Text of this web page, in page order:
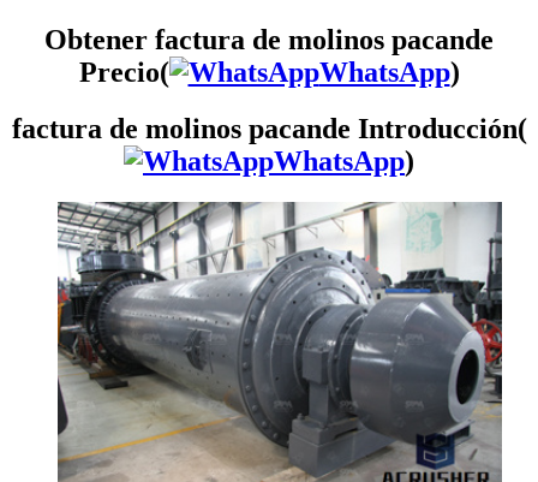
Obtener factura de molinos pacande
Precio(
WhatsApp)
factura de molinos pacande Introducción(
WhatsApp)